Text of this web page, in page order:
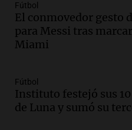
Audio.Ley de
en el Congreso
comunicacional
Audio.
celebración
tradicional Toreo
Fútbol
El conmovedor gesto
para Messi tras
Miami
Fútbol
Instituto festejó sus
de Luna y sumó su